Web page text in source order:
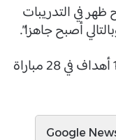
ظهر في التدريبات
أصبح جاهزا”.
يذكر أن صلاح سجل 19 هدفا وصنع 10 أهداف في 28 مباراة